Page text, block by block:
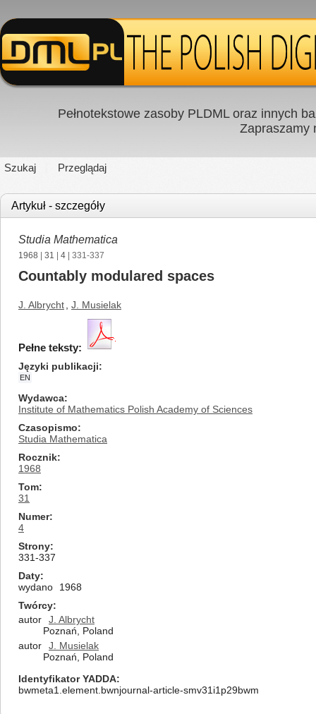
Pełnotekstowe zasoby PLDML oraz innych
Zapraszamy
Szukaj Przeglądaj
Artykuł - szczegóły
Studia Mathematica
1968 31 4 | 331-337
Countably modulared spaces
J. Albrycht J. Musielak
Pełne teksty:
Języki publikacji
EN
Wydawca
Institute of Mathematics Polish Academy of Sciences
Czasopismo
Studia Mathematica
Rocznik
1968
Tom
31
Numer
4
Strony
331-337
Daty
wydano
1968
Twórcy
autor
J. Albrycht
Poznań, Poland
autor
J. Musielak
Poznań, Poland
Identyfikator YADDA
bwmeta1.element.bwnjournal-article-smv31i1p29bwm